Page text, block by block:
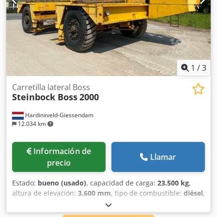
posible con cita previa. Póngase en contacto con nosotros,
nuestro equipo estará encantado de ayudarle. Posibilidad
de cambio o permuta. Máquinas compra / venta COMPRA /
VENTA DE MÁQUINAS DE PRODUCCIÓN Y METALURGIA Y
MUCHO MÁS. ¿Necesita una máquina metalúrgica de alta
calidad pero barata para su producción? ¿O quiere vender
la suya?
1 /3
Hardinxveld-Giessendam
12.034 km
Carretilla lateral Boss
Steinbock Boss2000
Información de
precio
Llamar
Estado: bueno (usado), capacidad de carga: 23.500 kg,
altura de elevación: 3.600 mm, tipo de combustible: diésel,
, altura de construcción:
Carretilla lateral, Boss 2000 Codpfexgd Aaox Ac Hjha